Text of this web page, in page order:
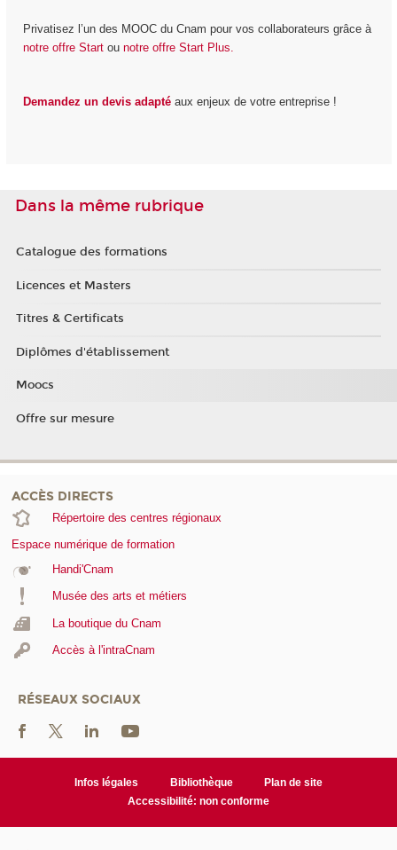
Privatisez l’un des MOOC du Cnam pour vos collaborateurs grâce à
notre offre Startou notre offre Start Plus.
Demandez un devis adaptéaux enjeux de votre entreprise !
Dans la même rubrique
Catalogue des formations
Licences et Masters
Titres & Certificats
Diplômes d'établissement
Moocs
Offre sur mesure
ACCÈS DIRECTS
Répertoire des centres régionaux
Espace numérique de formation
Handi'Cnam
Musée des arts et métiers
La boutique du Cnam
Accès à l'intraCnam
RÉSEAUX SOCIAUX
Infos légales Bibliothèque
Plan de site
Accessibilité: non conforme